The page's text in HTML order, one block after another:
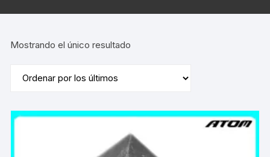
Mostrando el único resultado